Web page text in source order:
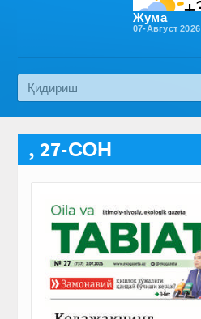
Эко медиа
Жума
07-Август 2026
, 27-СОН